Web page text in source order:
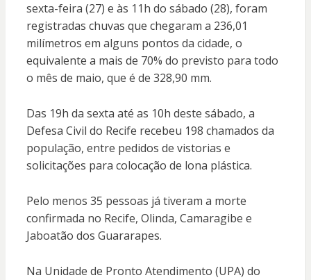
sexta-feira (27) e às 11h do sábado (28), foram
registradas chuvas que chegaram a 236,01
milímetros em alguns pontos da cidade, o
equivalente a mais de 70% do previsto para todo
o mês de maio, que é de 328,90 mm.
Das 19h da sexta até as 10h deste sábado, a
Defesa Civil do Recife recebeu 198 chamados da
população, entre pedidos de vistorias e
solicitações para colocação de lona plástica.
Pelo menos 35 pessoas já tiveram a morte
confirmada no Recife, Olinda, Camaragibe e
Jaboatão dos Guararapes.
Na Unidade de Pronto Atendimento (UPA) do